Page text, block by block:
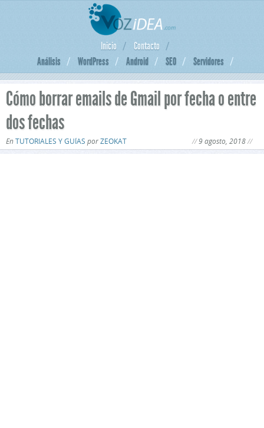
Inicio
Contacto
Análisis
WordPress Android SEO Servidores
Cómo borrar emails de Gmail por fecha o entre
dos fechas
EnTUTORIALES Y GUÍAS porZEOKAT 9 agosto, 2018